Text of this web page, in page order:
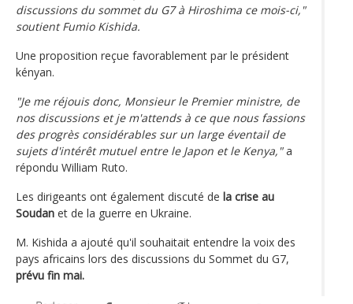
discussions du sommet du G7 à Hiroshima ce mois-ci,"
soutient Fumio Kishida.
Une proposition reçue favorablement par le président
kényan.
"Je me réjouis donc, Monsieur le Premier ministre, de
nos discussions et je m'attends à ce que nous fassions
des progrès considérables sur un large éventail de
sujets d'intérêt mutuel entre le Japon et le Kenya,"a
répondu William Ruto.
Les dirigeants ont également discuté de la crise au
Soudan et de la guerre en Ukraine.
M. Kishida a ajouté qu'il souhaitait entendre la voix des
pays africains lors des discussions du Sommet du G7,
prévu fin mai.